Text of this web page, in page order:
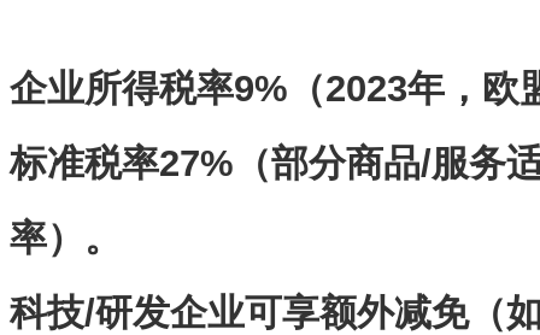
企业所得税率9% （2023年，欧
标准税率27% （部分商品/服务
率）。
科技/研发企业可享额外减免（